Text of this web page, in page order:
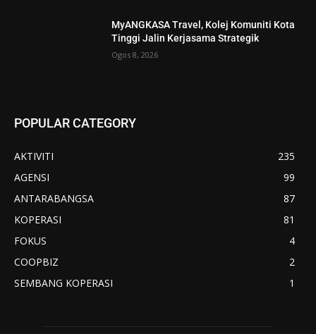
MyANGKASA Travel, Kolej Komuniti Kota
Tinggi Jalin Kerjasama Strategik
Ogos 8, 2026
POPULAR CATEGORY
AKTIVITI
235
AGENSI
99
ANTARABANGSA
87
KOPERASI
81
FOKUS
4
COOPBIZ
2
SEMBANG KOPERASI
1